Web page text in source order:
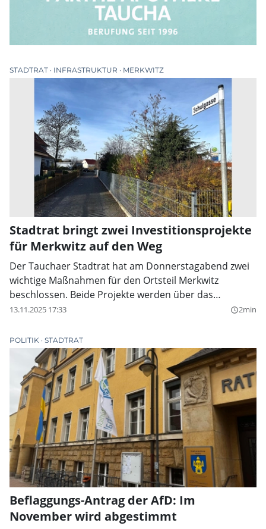
STADTRAT INFRASTRUKTUR MERKWITZ
Stadtrat bringt zwei Investitionsprojekte
für Merkwitz auf den Weg
Der Tauchaer Stadtrat hat am Donnerstagabend zwei
wichtige Maßnahmen für den Ortsteil Merkwitz
beschlossen. Beide Projekte werden über das
Förderprogramm „Masterplan Flughafen“ unterstützt
den Grundsatz- und Vorgriffsbeschlüssen werden die
Investitionen fest im Haushalt 2026 verankert.
13.11.2025 17:33 query_builder2min
POLITIK STADTRAT
Beflaggungs-Antrag der AfD: Im
November wird abgestimmt